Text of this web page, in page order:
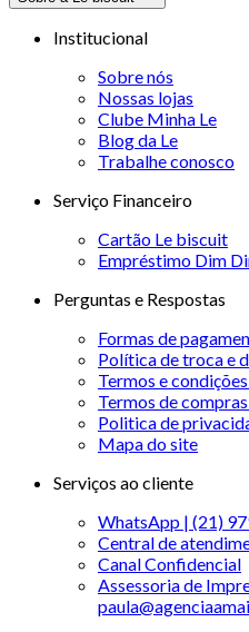
Institucional
Sobre nós
Nossas lojas
Clube Minha Le
Blog da Le
Trabalhe conosco
Serviço Financeiro
Cartão Le biscuit
Empréstimo Dim
Perguntas e Respostas
Formas de
Política de troca e
Termos e
Termos de
Politica de
Mapa do site
Serviços ao cliente
WhatsApp | (21)
Central de
Canal Confidencial
Assessoria de